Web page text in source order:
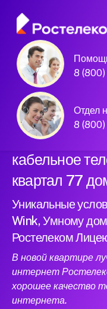
8
Отдел
8
Подключили
кабельное
квартал 77
Уникальные
Wink, Умному
Ростелеком
В новой квартире
интернет
хорошее качество
интернета.